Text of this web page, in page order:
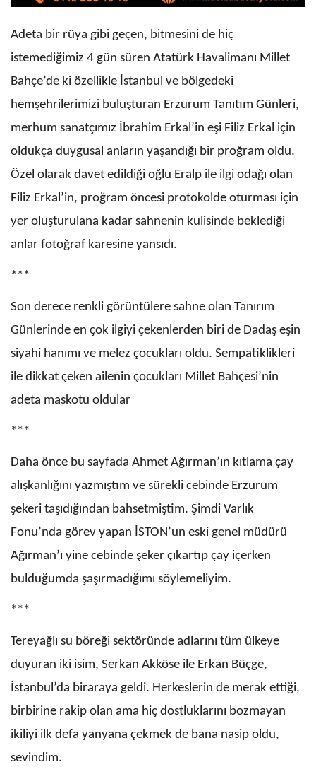
Adeta bir rüya gibi geçen, bitmesini de hiç
istemediğimiz 4 gün süren Atatürk Havalimanı Millet
Bahçe’de ki özellikle İstanbul ve bölgedeki
hemşehrilerimizi buluşturan Erzurum Tanıtım Günleri,
merhum sanatçımız İbrahim Erkal’in eşi Filiz Erkal için
oldukça duygusal anların yaşandığı bir proğram oldu.
Özel olarak davet edildiği oğlu Eralp ile ilgi odağı olan
Filiz Erkal’in, proğram öncesi protokolde oturması için
yer oluşturulana kadar sahnenin kulisinde beklediği
anlar fotoğraf karesine yansıdı.
***
Son derece renkli görüntülere sahne olan Tanırım
Günlerinde en çok ilgiyi çekenlerden biri de Dadaş eşin
siyahi hanımı ve melez çocukları oldu. Sempatiklikleri
ile dikkat çeken ailenin çocukları Millet Bahçesi’nin
adeta maskotu oldular
***
Daha önce bu sayfada Ahmet Ağırman’ın kıtlama çay
alışkanlığını yazmıştım ve sürekli cebinde Erzurum
şekeri taşıdığından bahsetmiştim. Şimdi Varlık
Fonu’nda görev yapan İSTON’un eski genel müdürü
Ağırman’ı yine cebinde şeker çıkartıp çay içerken
bulduğumda şaşırmadığımı söylemeliyim.
***
Tereyağlı su böreği sektöründe adlarını tüm ülkeye
duyuran iki isim, Serkan Akköse ile Erkan Büçge,
İstanbul’da biraraya geldi. Herkeslerin de merak ettiği,
birbirine rakip olan ama hiç dostluklarını bozmayan
ikiliyi ilk defa yanyana çekmek de bana nasip oldu,
sevindim.